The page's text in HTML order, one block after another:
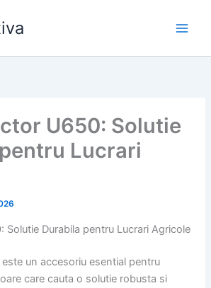
U650: Solutie
Lucrari
Solutie Durabila pentru Lucrari Agricole
un accesoriu esential pentru
care cauta o solutie robusta si